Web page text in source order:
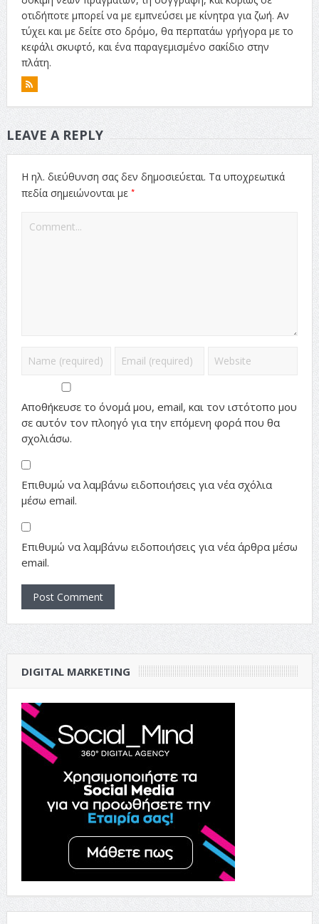
οτιδήποτε μπορεί να με εμπνεύσει με κίνητρα για ζωή. Αν
τύχει και με δείτε στο δρόμο, θα περπατάω γρήγορα με το
κεφάλι σκυφτό, και ένα παραγεμισμένο σακίδιο στην
πλάτη.
LEAVE A REPLY
Η ηλ. διεύθυνση σας δεν δημοσιεύεται. Τα υποχρεωτικά
πεδία σημειώνονται με *
Αποθήκευσε το όνομά μου, email, και τον ιστότοπο μου
σε αυτόν τον πλοηγό για την επόμενη φορά που θα
σχολιάσω.
Επιθυμώ να λαμβάνω ειδοποιήσεις για νέα σχόλια
μέσω email.
Επιθυμώ να λαμβάνω ειδοποιήσεις για νέα άρθρα μέσω
email.
DIGITAL MARKETING